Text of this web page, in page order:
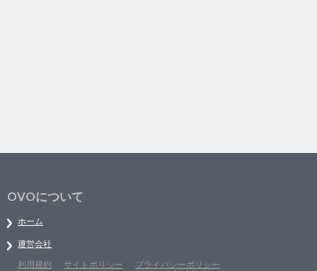
OVOについて
ホーム
運営会社
利用規約
サイトポリシー プライバシーポリシー